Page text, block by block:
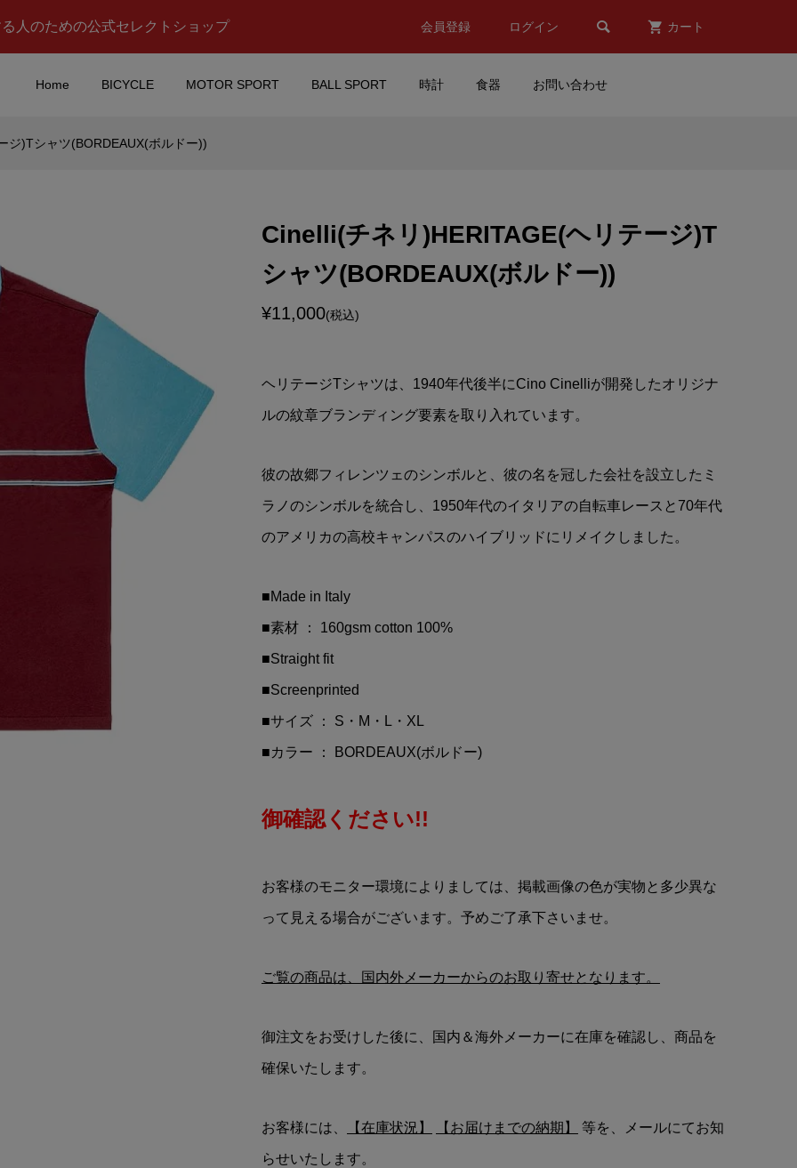
人のための公式セレクトショップ 会員登録 ログイン  カート
Home BICYCLE MOTOR SPORT BALL SPORT 時計 食器 お問い合わせ
¥748 (税込) ¥1,500 (税込)
バレンティ
)VR46 FLAG(フラ
Mercedes Benz(メルセデス
ベンツ)AMG PETRONAS
TOM’S(トムス)チームマスク
佐藤琢磨)ベア
)
Valentino Rossi(ヴァレンテ
¥8,400(税込)
alpinestars(アルパインスタ
¥1,350(税込)
ジ)Tシャツ(BORDEAUX(ボルドー))
Cinelli(チネリ)HERITAGE(ヘリテージ)T
シャツ(BORDEAUX(ボルドー))
¥11,000(税込)
ヘリテージTシャツは、1940年代後半にCino Cinelliが開発したオリジナ
ルの紋章ブランディング要素を取り入れています。
彼の故郷フィレンツェのシンボルと、彼の名を冠した会社を設立したミ
ラノのシンボルを統合し、1950年代のイタリアの自転車レースと70年代
のアメリカの高校キャンパスのハイブリッドにリメイクしました。
■Made in Italy
■素材 ： 160gsm cotton 100%
■Straight fit
■Screenprinted
■サイズ ： S・M・L・XL
■カラー ： BORDEAUX(ボルドー)
御確認ください!!
お客様のモニター環境によりましては、掲載画像の色が実物と多少異な
って見える場合がございます。予めご了承下さいませ。
ご覧の商品は、国内外メーカーからのお取り寄せとなります。
御注文をお受けした後に、国内＆海外メーカーに在庫を確認し、商品を
確保いたします。
お客様には、 【在庫状況】 【お届けまでの納期】 等を、メールにてお知
らせいたします。